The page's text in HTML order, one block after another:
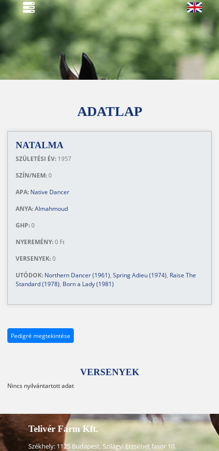
ADATLAP
NATALMA
SZÜLETÉSI ÉV: 1957
SZÍN/NEM:0
APA: Native Dancer
ANYA:Almahmoud
GHP:0
NYEREMÉNY:0 Ft
VERSENYEK:0
UTÓDOK: Northern Dancer (1961), Spring Adieu (1974), Raise The
Standard (1978), Born a Lady (1981)
Pedigré megtekintése
VERSENYEK
Nincs nyilvántartott adat
Telivér Farm Kft.
Székhely: 1125 Budapest, Szilágyi Erzsébet fasor 10.